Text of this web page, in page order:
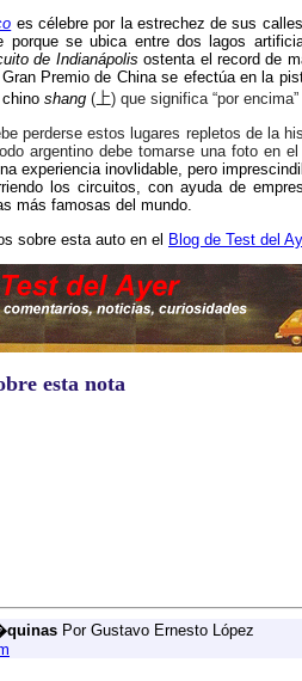
es célebre por la estrechez de sus
porque se ubica entre dos lagos
de Indianápolisostenta el record de
Premio de China se efectúa en la
shang ( 上) que significa “por encima”
perderse estos lugares repletos de la
argentino debe tomarse una foto en el
experiencia inovlidable, pero
los circuitos, con ayuda de
más famosas del mundo.
sobre esta auto en el Blog de Test del
esta nota
Por Gustavo Ernesto López